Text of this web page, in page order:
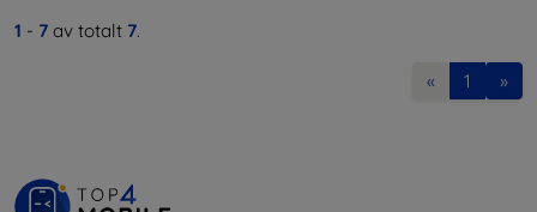
1 - 7 av totalt 7.
« 1 »